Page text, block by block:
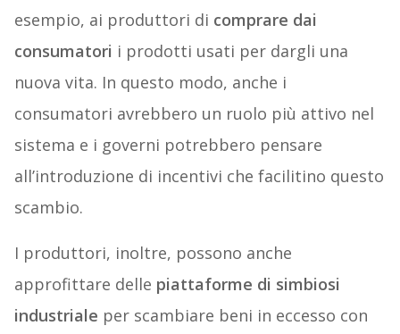
esempio, ai produttori di comprare dai
consumatori i prodotti usati per dargli una
nuova vita. In questo modo, anche i
consumatori avrebbero un ruolo più attivo nel
sistema e i governi potrebbero pensare
all’introduzione di incentivi che facilitino questo
scambio.
I produttori, inoltre, possono anche
approfittare delle piattaforme di simbiosi
industriale per scambiare beni in eccesso con